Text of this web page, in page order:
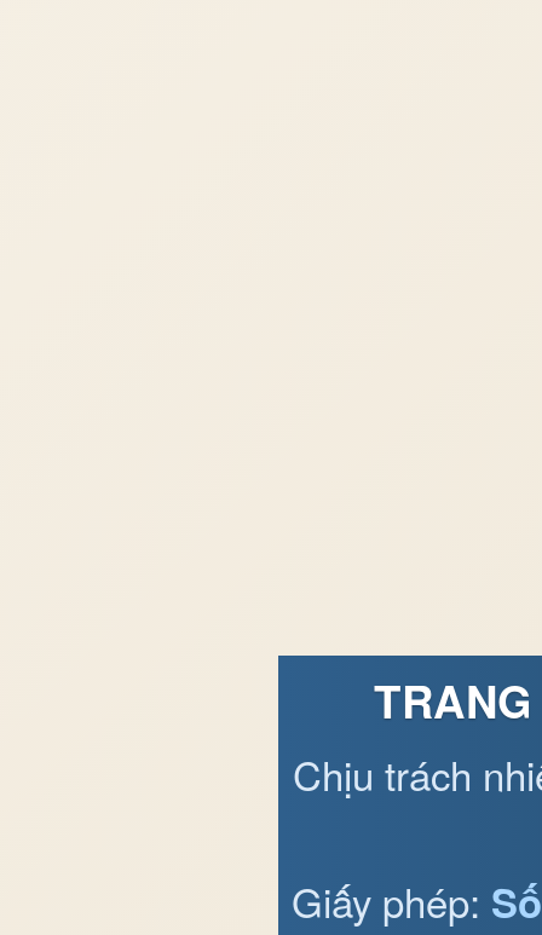
Chịu trách
Giấy phép: